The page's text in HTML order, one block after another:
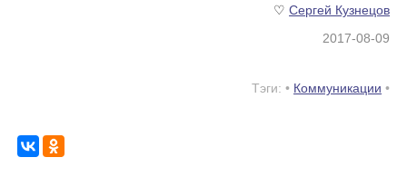
♡ Сергей Кузнецов
2017-08-09
Тэги: • Коммуникации •